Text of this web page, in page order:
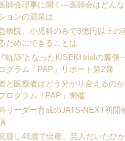
師会理事に聞く―医師会はどん
ョンの源泉は
病院、小児科のみで3億円以上
ためにできることは
“軌跡”となったKISEKI trialの裏
グラム「PAP」リポート第2弾
と医療者はどう分かり合えるの
ログラム「PAP」開催
リーダー育成のJATS-NEXT初
服し46歳で出産、芸人だいたひ